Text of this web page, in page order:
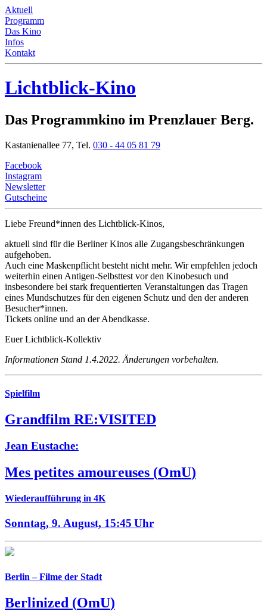
Aktuell
Programm
Das Kino
Infos
Kontakt
Lichtblick-Kino
Das Programmkino im Prenzlauer Berg.
Kastanienallee 77, Tel. 030 - 44 05 81 79
Facebook
Instagram
Newsletter
Gutscheine
Liebe Freund*innen des Lichtblick-Kinos,
aktuell sind für die Berliner Kinos alle Zugangsbeschränkungen
aufgehoben.
Auch eine Maskenpflicht besteht nicht mehr. Wir empfehlen jedoch
weiterhin einen Antigen-Selbsttest vor den Kinobesuch und
insbesondere bei stark frequentierten Veranstaltungen das Tragen
eines Mundschutzes für den eigenen Schutz und den der anderen
Besucher*innen.
Tickets online und an der Abendkasse.
Euer Lichtblick-Kollektiv
Informationen Stand 1.4.2022. Änderungen vorbehalten.
Spielfilm
Grandfilm RE:VISITED
Jean Eustache:
Mes petites amoureuses (OmU)
Wiederaufführung in 4K
Sonntag, 9. August, 15:45 Uhr
Berlin – Filme der Stadt
Berlinized (OmU)